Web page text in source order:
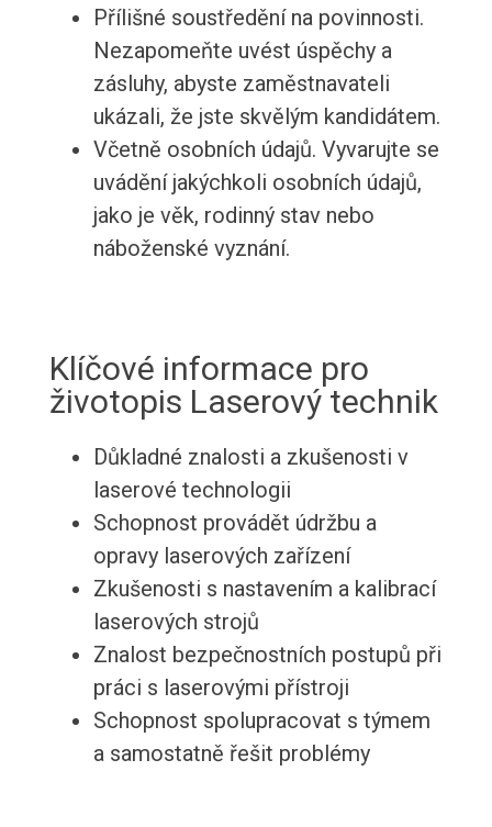
Přílišné soustředění na povinnosti.
Nezapomeňte uvést úspěchy a
zásluhy, abyste zaměstnavateli
ukázali, že jste skvělým kandidátem.
Včetně osobních údajů. Vyvarujte se
uvádění jakýchkoli osobních údajů,
jako je věk, rodinný stav nebo
náboženské vyznání.
Klíčové informace pro
životopis Laserový technik
Důkladné znalosti a zkušenosti v
laserové technologii
Schopnost provádět údržbu a
opravy laserových zařízení
Zkušenosti s nastavením a kalibrací
laserových strojů
Znalost bezpečnostních postupů při
práci s laserovými přístroji
Schopnost spolupracovat s týmem
a samostatně řešit problémy